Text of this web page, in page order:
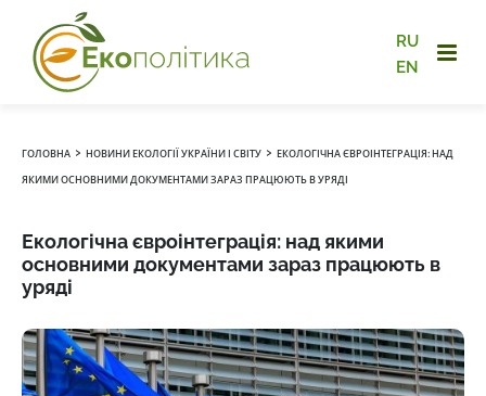
RU
EN
ГОЛОВНА › НОВИНИ ЕКОЛОГІЇ УКРАЇНИ І СВІТУ › ЕКОЛОГІЧНА ЄВРОІНТЕГРАЦІЯ: НАД
ЯКИМИ ОСНОВНИМИ ДОКУМЕНТАМИ ЗАРАЗ ПРАЦЮЮТЬ В УРЯДІ
Екологічна євроінтеграція: над якими
основними документами зараз працюють в
уряді